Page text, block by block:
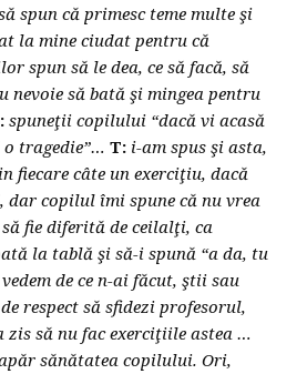
spun că primesc teme multe şi
la mine ciudat pentru că
spun să le dea, ce să facă, să
nevoie să bată şi mingea pentru
spuneţii copilului “dacă vi acasă
o tragedie”…T: i-am spus şi asta,
fiecare câte un exerciţiu, dacă
dar copilul îmi spune că nu vrea
fie diferită de ceilalţi, ca
la tablă şi să-i spună “a da, tu
de ce n-ai făcut, ştii sau
respect să sfidezi profesorul,
zis să nu fac exerciţiile astea …
sănătatea copilului. Ori,